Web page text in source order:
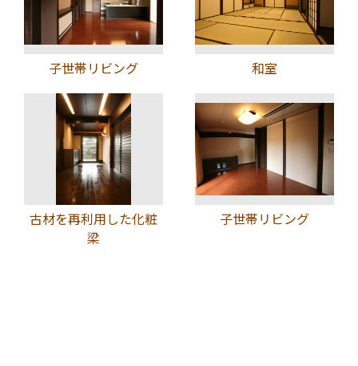
子世帯リビング 和室
古材を再利用した化粧
梁
子世帯リビング